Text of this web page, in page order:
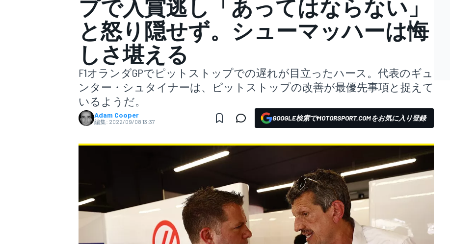
スーパーフォーミュラ
プで入賞逃し「あってはならない」
と怒り隠せず。シューマッハーは悔
しさ堪える
F1オランダGPでピットストップでの遅れが目立ったハース。代表のギュ
ンター・シュタイナーは、ピットストップの改善が最優先事項と捉えて
いるようだ。
Adam Cooper
編集: 2022/09/08 13:37 GOOGLE検索でMOTORSPORT.COMをお気に入り登録